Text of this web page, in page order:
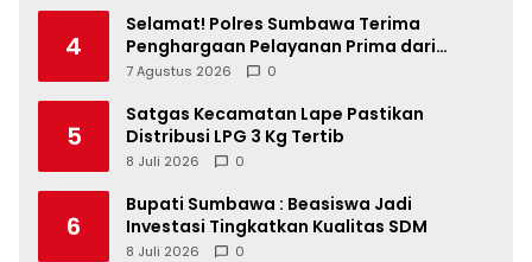
4
Selamat! Polres Sumbawa Terima
Penghargaan Pelayanan Prima dari
Kapolri
7 Agustus 2026 0
5
Satgas Kecamatan Lape Pastikan
Distribusi LPG 3 Kg Tertib
8 Juli 2026 0
6
Bupati Sumbawa : Beasiswa Jadi
Investasi Tingkatkan Kualitas SDM
8 Juli 2026 0